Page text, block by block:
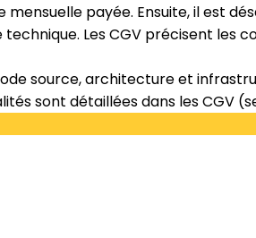
payée. Ensuite, il est
Les CGV précisent les
source, architecture et
sont détaillées dans les CGV